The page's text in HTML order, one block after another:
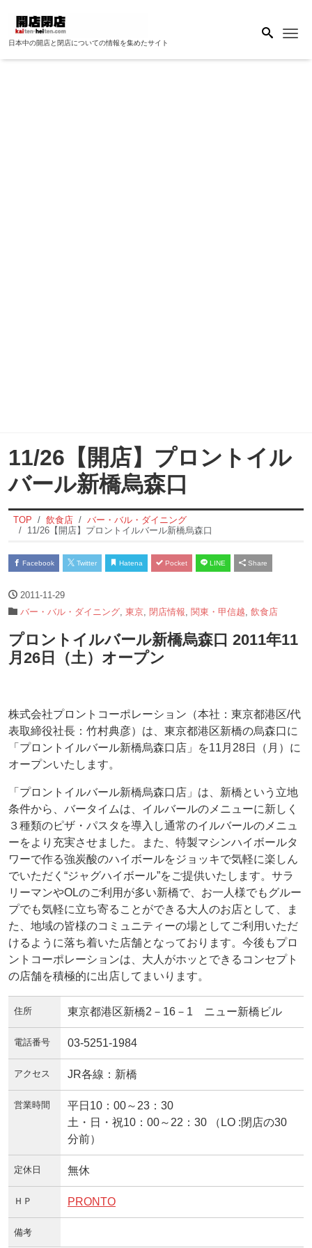
日本中の開店と閉店についての情報を集めたサイト
11/26【開店】プロントイル
バール新橋烏森口
TOP 飲食店
バー・バル・ダイニング
11/26【開店】プロントイルバール新橋烏森口
Facebook Twitter Hatena Pocket LINE Share
2011-11-29
バー・バル・ダイニング 東京 閉店情報 関東・甲信越 飲食店
プロントイルバール新橋烏森口 2011年11
月26日（土）オープン
株式会社プロントコーポレーション（本社：東京都港区/代
表取締役社長：竹村典彦）は、東京都港区新橋の烏森口に
「プロントイルバール新橋烏森口店」を11月28日（月）に
オープンいたします。
「プロントイルバール新橋烏森口店」は、新橋という立地
条件から、バータイムは、イルバールのメニューに新しく
３種類のピザ・パスタを導入し通常のイルバールのメニュ
ーをより充実させました。また、特製マシンハイボールタ
ワーで作る強炭酸のハイボールをジョッキで気軽に楽しん
でいただく“ジャグハイボール”をご提供いたします。サラ
リーマンやOLのご利用が多い新橋で、お一人様でもグルー
プでも気軽に立ち寄ることができる大人のお店として、ま
た、地域の皆様のコミュニティーの場としてご利用いただ
けるように落ち着いた店舗となっております。今後もプロ
ントコーポレーションは、大人がホッとできるコンセプト
の店舗を積極的に出店してまいります。
住所 東京都港区新橋2－16－1 ニュー新橋ビル
電話番号 03-5251-1984
アクセス JR各線：新橋
営業時間
平日10：00～23：30
土・日・祝10：00～22：30 （LO :閉店の30
分前）
定休日 無休
ＨＰ PRONTO
備考